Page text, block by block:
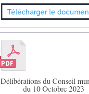
Télécharger le
Délibérations du Conseil
du 10 Octobre 2023